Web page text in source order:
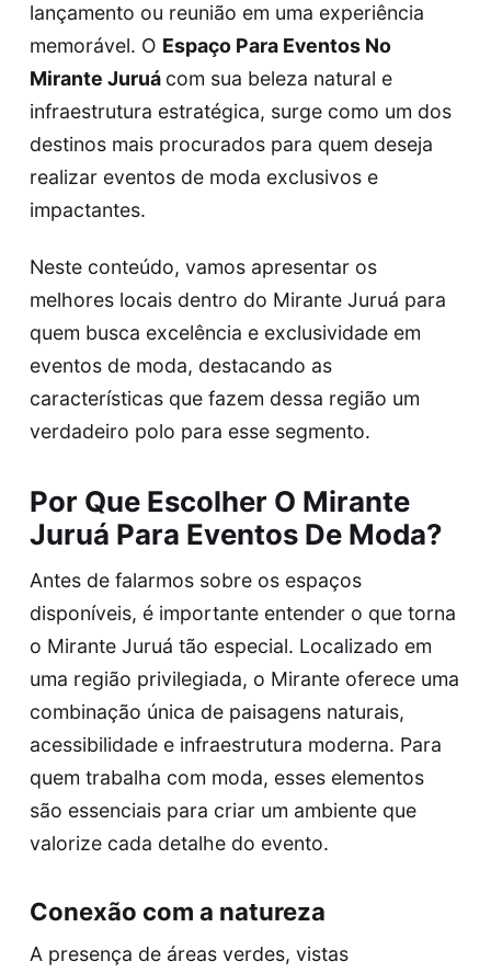
lançamento ou reunião em uma experiência
memorável. O Espaço Para Eventos No
Mirante Juruá com sua beleza natural e
infraestrutura estratégica, surge como um dos
destinos mais procurados para quem deseja
realizar eventos de moda exclusivos e
impactantes.
Neste conteúdo, vamos apresentar os
melhores locais dentro do Mirante Juruá para
quem busca excelência e exclusividade em
eventos de moda, destacando as
características que fazem dessa região um
verdadeiro polo para esse segmento.
Por Que Escolher O Mirante
Juruá Para Eventos De Moda?
Antes de falarmos sobre os espaços
disponíveis, é importante entender o que torna
o Mirante Juruá tão especial. Localizado em
uma região privilegiada, o Mirante oferece uma
combinação única de paisagens naturais,
acessibilidade e infraestrutura moderna. Para
quem trabalha com moda, esses elementos
são essenciais para criar um ambiente que
valorize cada detalhe do evento.
Conexão com a natureza
A presença de áreas verdes, vistas